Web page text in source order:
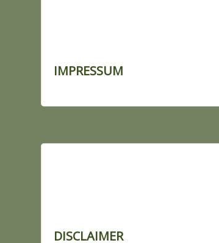
IMPRESSUM
DISCLAIMER